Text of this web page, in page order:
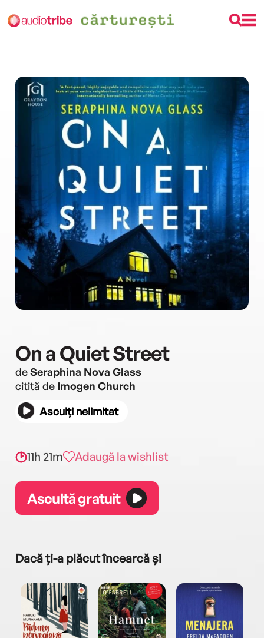
On a Quiet Street
deSeraphina Nova Glass
citită de Imogen Church
Asculți nelimitat
11h 21m Adaugă la wishlist
Ascultă gratuit
Dacă ți-a plăcut încearcă și